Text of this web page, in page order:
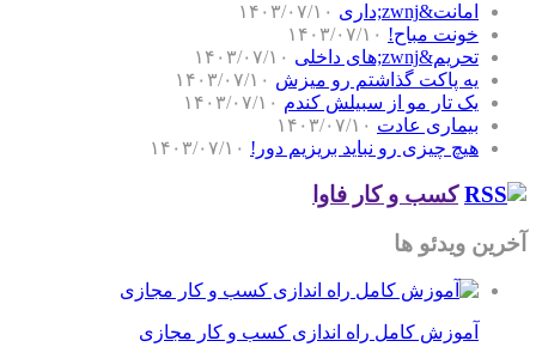
امانت&zwnj;داری
۱۴۰۳/۰۷/۱۰
خونت مباح! ۱۴۰۳/۰۷/۱۰
تحریم&zwnj;های داخلی
۱۴۰۳/۰۷/۱۰
یه پاکت گذاشتم رو میزش ۱۴۰۳/۰۷/۱۰
یک تار مو از سبیلش کندم ۱۴۰۳/۰۷/۱۰
بیماری عادت ۱۴۰۳/۰۷/۱۰
هیچ چیزی رو نباید بریزیم دور! ۱۴۰۳/۰۷/۱۰
کسب و کار فاوا
آخرین ویدئو ها
آموزش کامل راه اندازی کسب و کار مجازی